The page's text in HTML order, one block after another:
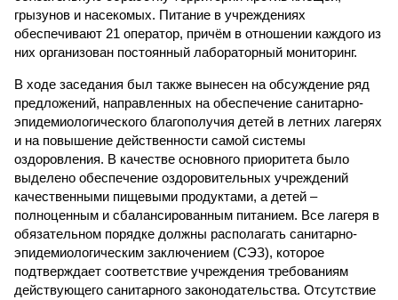
грызунов и насекомых. Питание в учреждениях
обеспечивают 21 оператор, причём в отношении каждого из
них организован постоянный лабораторный мониторинг.
В ходе заседания был также вынесен на обсуждение ряд
предложений, направленных на обеспечение санитарно-
эпидемиологического благополучия детей в летних лагерях
и на повышение действенности самой системы
оздоровления. В качестве основного приоритета было
выделено обеспечение оздоровительных учреждений
качественными пищевыми продуктами, а детей –
полноценным и сбалансированным питанием. Все лагеря в
обязательном порядке должны располагать санитарно-
эпидемиологическим заключением (СЭЗ), которое
подтверждает соответствие учреждения требованиям
действующего санитарного законодательства. Отсутствие